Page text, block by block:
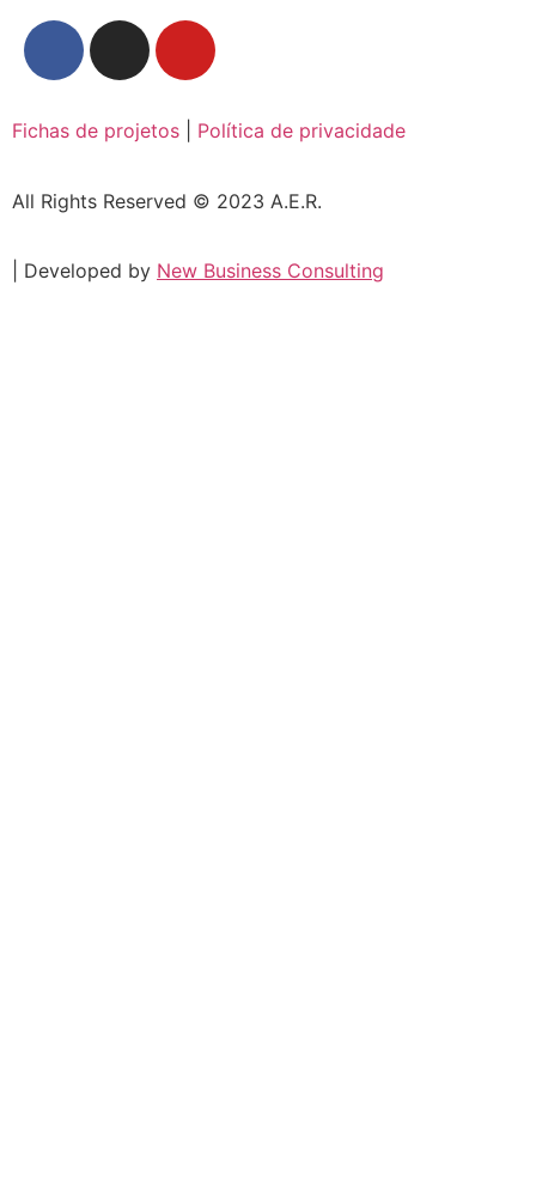
Fichas de projetos Política de privacidade
All Rights Reserved © 2023 A.E.R.
| Developed by New Business Consulting